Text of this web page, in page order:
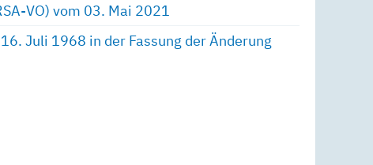
VO) vom 03. Mai 2021
Juli 1968 in der Fassung der Änderung